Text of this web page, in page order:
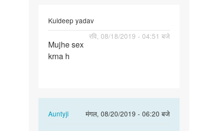
Kuldeep yadav
रवि, 08/18/2019 - 04:51 बजे
Mujhe
sex
Mujhe sex
krna h
Auntyji
मंगल, 08/20/2019 - 06:20 बजे
In